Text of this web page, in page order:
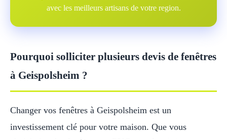
avec les meilleurs artisans de votre region.
Pourquoi solliciter plusieurs devis de fenêtres
à Geispolsheim ?
Changer vos fenêtres à Geispolsheim est un
investissement clé pour votre maison. Que vous